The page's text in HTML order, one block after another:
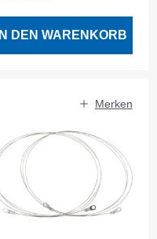
IN DEN WARENKORB
Merken